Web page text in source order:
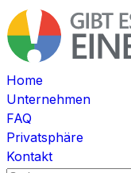
Home
Unternehmen
FAQ
Privatsphäre
Kontakt